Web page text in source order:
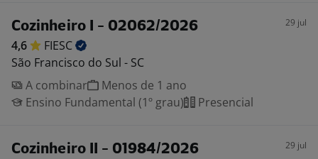
Cozinheiro I - 02062/2026 29 jul
4,6
FIESC
São Francisco do Sul - SC
A combinar
Menos de 1 ano
Ensino Fundamental (1º grau)
Presencial
Cozinheiro II - 01984/2026 29 jul